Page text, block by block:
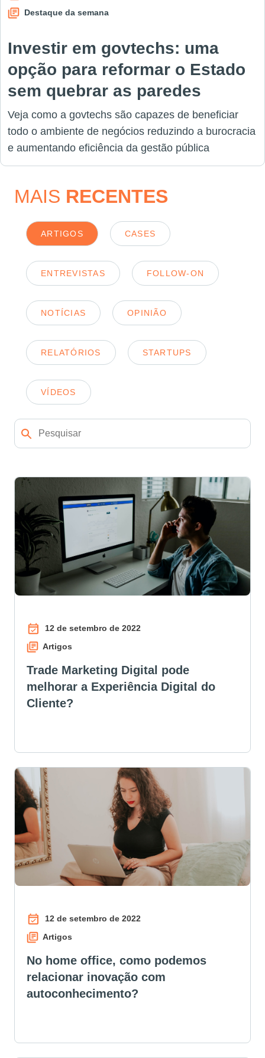
Destaque da semana
Investir em govtechs: uma
opção para reformar o Estado
sem quebrar as paredes
Veja como a govtechs são capazes de beneficiar
todo o ambiente de negócios reduzindo a burocracia
e aumentando eficiência da gestão pública
MAIS RECENTES
ARTIGOS CASES
ENTREVISTAS FOLLOW-ON
NOTÍCIAS OPINIÃO
RELATÓRIOS STARTUPS
VÍDEOS
12 de setembro de 2022
Artigos
Trade Marketing Digital pode
melhorar a Experiência Digital do
Cliente?
12 de setembro de 2022
Artigos
No home office, como podemos
relacionar inovação com
autoconhecimento?